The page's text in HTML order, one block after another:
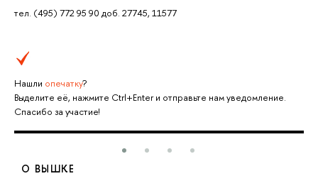
тел. (495) 772 95 90 доб. 27745, 11577
Нашли опечатку?
Выделите её, нажмите Ctrl+Enter и отправьте нам уведомление.
Спасибо за участие!
О ВЫШКЕ